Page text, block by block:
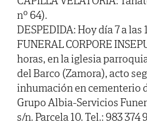
nº 64).
DESPEDIDA: Hoy día 7 a las
FUNERAL CORPORE
horas, en la iglesia
del Barco (Zamora), acto
inhumación en cementerio
Grupo Albia-Servicios
s/n. Parcela 10. Tel.: 983 374